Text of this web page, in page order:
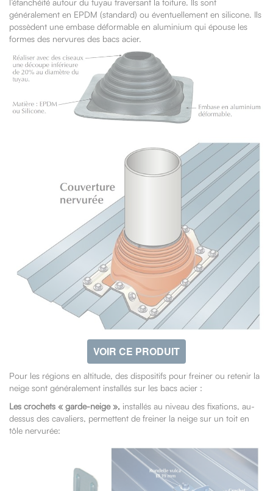
généralement en EPDM (standard) ou éventuellement en silicone. Ils
possèdent une embase déformable en aluminium qui épouse les
formes des nervures des bacs acier.
VOIR CE PRODUIT
Pour les régions en altitude, des dispositifs pour freiner ou retenir la
neige sont généralement installés sur les bacs acier :
Les crochets « garde-neige », installés au niveau des fixations, au-
dessus des cavaliers, permettent de freiner la neige sur un toit en
tôle nervurée: